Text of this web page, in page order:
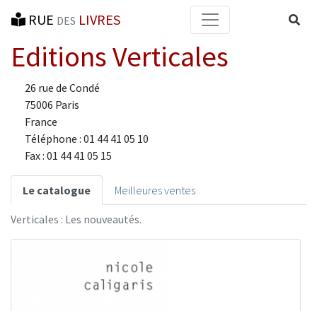
RUE DES LIVRES
Editions Verticales
26 rue de Condé
75006 Paris
France
Téléphone : 01 44 41 05 10
Fax : 01 44 41 05 15
Le catalogue Meilleures ventes
Verticales : Les nouveautés.